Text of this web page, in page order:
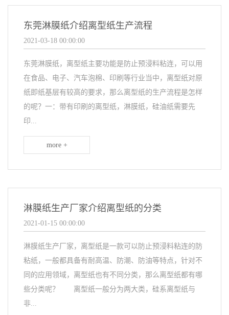
东莞淋膜纸介绍离型纸生产流程
2021-03-18 00:00:00
东莞淋膜纸，离型纸主要功能是防止预浸料粘连，可以用
在食品、电子、汽车泡棉、印刷等行业当中，离型纸对原
纸即纸基层有较高的要求，那么离型纸的生产流程是怎样
的呢？一：带有印刷的离型纸，淋膜纸，硅油纸需要先
印...
more +
淋膜纸生产厂家介绍离型纸的分类
2021-01-15 00:00:00
淋膜纸生产厂家，离型纸是一款可以防止预浸料粘连的防
粘纸，一般都具备有耐高温、防潮、防油等特点，针对不
同的应用领域，离型纸也有不同分类，那么离型纸都有哪
些分类呢？ 离型纸一般分为两大类，硅系离型纸与
非...